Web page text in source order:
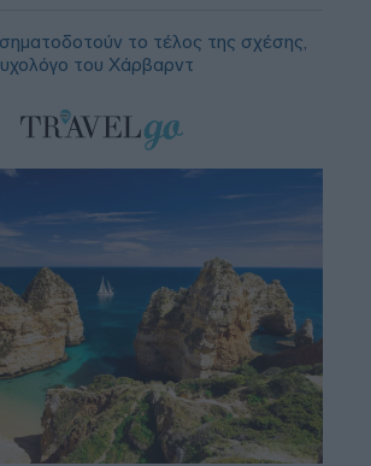
το τέλος της σχέσης,
του Χάρβαρντ